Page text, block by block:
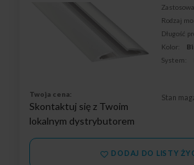
Rodzaj
Długość
Kolor:
System:
Twoja cena:
Skontaktuj się z Twoim
lokalnym dystrybutorem
Stan
DODAJ DO LISTY